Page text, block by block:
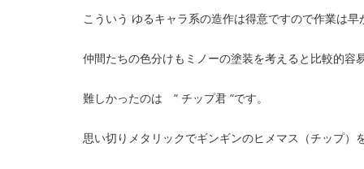
こういう ゆるキャラ系の造作は得意ですので作業は早
仲間たちの色分けもミノーの塗装を考えると比較的容
難しかったのは “ チップ君 “です。
思い切りメタリックでギンギンのヒメマス（チップ）